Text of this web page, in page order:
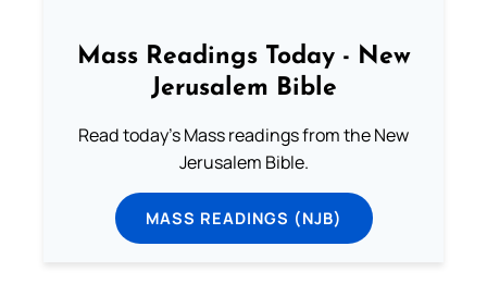
Mass Readings Today - New
Jerusalem Bible
Read today's Mass readings from the New
Jerusalem Bible.
MASS READINGS (NJB)